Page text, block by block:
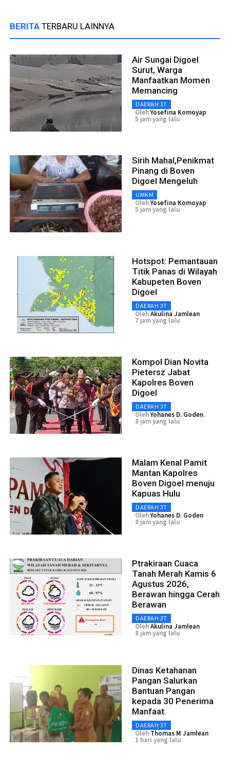
BERITA TERBARU LAINNYA
Air Sungai Digoel
Surut, Warga
Manfaatkan Momen
Memancing
DAERAH 3T
OlehYosefina Komoyap
5 jam yang lalu
Sirih Mahal,Penikmat
Pinang di Boven
Digoel Mengeluh
UMKM
OlehYosefina Komoyap
5 jam yang lalu
Hotspot: Pemantauan
Titik Panas di Wilayah
Kabupeten Boven
Digoel
DAERAH 3T
OlehAkulina Jamlean
7 jam yang lalu
Kompol Dian Novita
Pietersz Jabat
Kapolres Boven
Digoel
DAERAH 3T
OlehYohanes D. Goden
8 jam yang lalu
Malam Kenal Pamit
Mantan Kapolres
Boven Digoel menuju
Kapuas Hulu
DAERAH 3T
OlehYohanes D. Goden
8 jam yang lalu
Ptrakiraan Cuaca
Tanah Merah Kamis 6
Agustus 2026,
Berawan hingga Cerah
Berawan
DAERAH 3T
OlehAkulina Jamlean
8 jam yang lalu
Dinas Ketahanan
Pangan Salurkan
Bantuan Pangan
kepada 30 Penerima
Manfaat.
DAERAH 3T
Oleh Thomas M Jamlean
1 hari yang lalu